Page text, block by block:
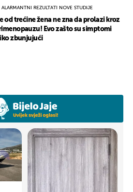
ALARMANTNI REZULTATI NOVE STUDIJE
od trećine žena ne zna da prolazi kroz
Evo zašto su simptomi
zbunjujući